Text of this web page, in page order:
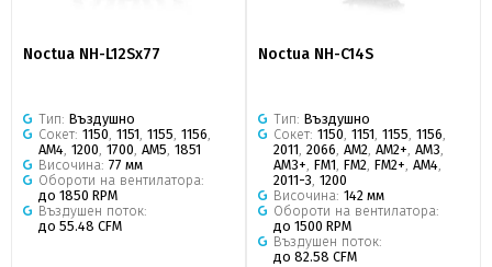
Noctua NH-L12Sx77
Тип: Въздушно
Сокет: 1150, 1151, 1155, 1156,
AM4, 1200, 1700, AM5, 1851
Височина: 77 мм
Обороти на вентилатора:
до 1850 RPM
Въздушен поток:
до 55.48 CFM
Noctua NH-C14S
Тип: Въздушно
Сокет: 1150, 1151, 1155, 1156,
2011, 2066, AM2, AM2+, AM3,
AM3+, FM1, FM2, FM2+, AM4,
2011-3, 1200
Височина: 142 мм
Обороти на вентилатора:
до 1500 RPM
Въздушен поток:
до 82.58 CFM